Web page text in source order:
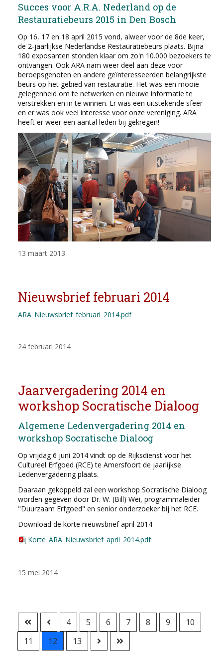
Succes voor A.R.A. Nederland op de
Restauratiebeurs 2015 in Den Bosch
Op 16, 17 en 18 april 2015 vond, alweer voor de 8de keer,
de 2-jaarlijkse Nederlandse Restauratiebeurs plaats. Bijna
180 exposanten stonden klaar om zo'n 10.000 bezoekers te
ontvangen. Ook ARA nam weer deel aan deze voor
beroepsgenoten en andere geïnteresseerden belangrijkste
beurs op het gebied van restauratie. Het was een mooie
gelegenheid om te netwerken en nieuwe informatie te
verstrekken en in te winnen. Er was een uitstekende sfeer
en er was ook veel interesse voor onze vereniging. ARA
heeft er weer een aantal leden bij gekregen!
13 maart 2013
Nieuwsbrief februari 2014
ARA_Nieuwsbrief_februari_2014.pdf
24 februari 2014
Jaarvergadering 2014 en
workshop Socratische Dialoog
Algemene Ledenvergadering 2014 en
workshop Socratische Dialoog
Op vrijdag 6 juni 2014 vindt op de Rijksdienst voor het
Cultureel Erfgoed (RCE) te Amersfoort de jaarlijkse
Ledenvergadering plaats.
Daaraan gekoppeld zal een workshop Socratische Dialoog
worden gegeven door Dr. W. (Bill) Wei, programmaleider
"Duurzaam Erfgoed" en senior onderzoeker bij het RCE.
Download de korte nieuwsbrief april 2014
Korte_ARA_Nieuwsbrief_april_2014.pdf
15 mei 2014
4 5 6 7 8 9
10
11
12 13